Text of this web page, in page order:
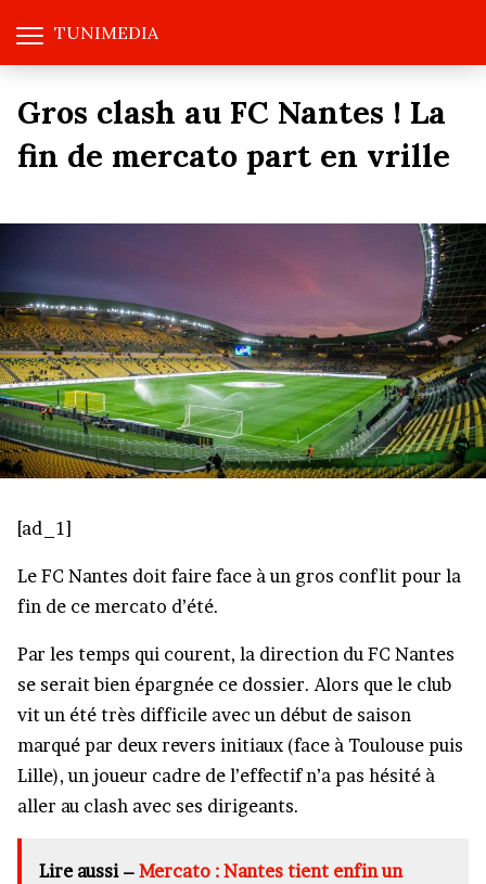
TUNIMEDIA
Gros clash au FC Nantes ! La
fin de mercato part en vrille
[ad_1]
Le FC Nantes doit faire face à un gros conflit pour la
fin de ce mercato d’été.
Par les temps qui courent, la direction du FC Nantes
se serait bien épargnée ce dossier. Alors que le club
vit un été très difficile avec un début de saison
marqué par deux revers initiaux (face à Toulouse puis
Lille), un joueur cadre de l’effectif n’a pas hésité à
aller au clash avec ses dirigeants.
Lire aussi – Mercato : Nantes tient enfin un